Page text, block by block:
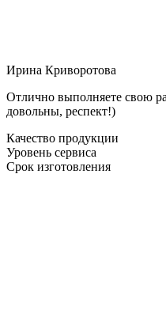
Ирина Криворотова
Отлично выполняете свою
довольны, респект!)
Качество продукции
Уровень сервиса
Срок изготовления